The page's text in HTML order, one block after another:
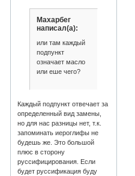
Махарбег
написал(а):
или там каждый
подпункт
означает масло
или еше чего?
Каждый подпункт отвечает за
определенный вид замены,
но для нас разницы нет, т.к.
запоминать иероглифы не
будешь же. Это большой
плюс в сторону
руссифицирования. Если
будет руссификация буду